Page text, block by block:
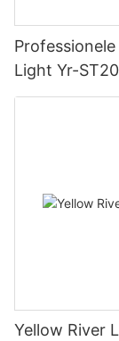
Light Yr-
Yellow River